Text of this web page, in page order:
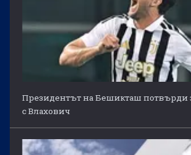
Президентът на Бешикташ потвърди
с Влахович